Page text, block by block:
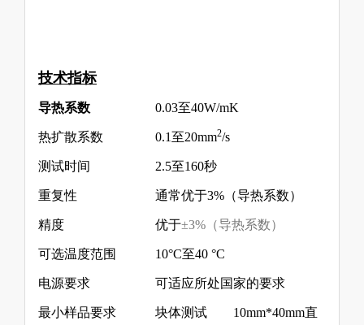
技术指标
导热系数 0.03至40W/mK
热扩散系数 0.1至20mm2/s
测试时间 2.5至160秒
重复性 通常优于3% （导热系数）
精度 优于±3% （导热系数）
可选温度范围 10°C至40 °C
电源要求 可适应所处国家的要求
最小样品要求 块体测试 10mm*40mm直